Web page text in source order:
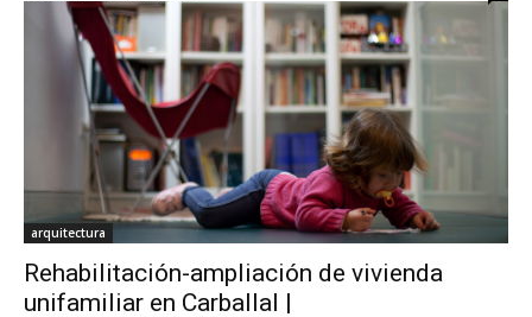
arquitectura
Rehabilitación-ampliación de vivienda
unifamiliar en Carballal |